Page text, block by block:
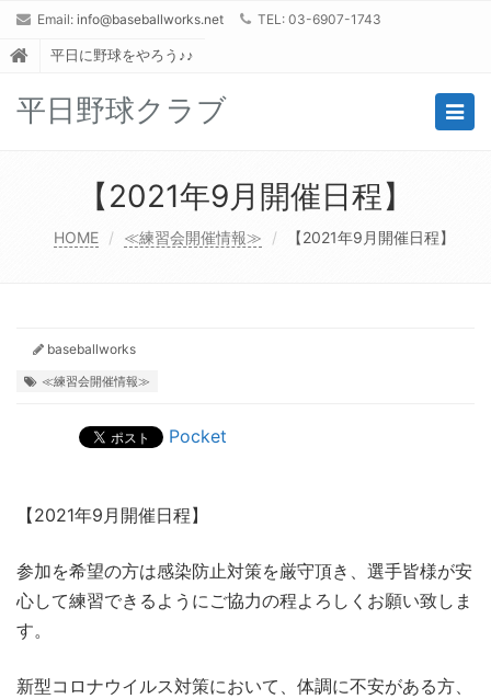
Email: info@baseballworks.net TEL: 03-6907-1743
平日に野球をやろう♪♪
平日野球クラブ
【2021年9月開催日程】
HOME ≪練習会開催情報≫ 【2021年9月開催日程】
baseballworks
≪練習会開催情報≫
Pocket
【2021年9月開催日程】
参加を希望の方は感染防止対策を厳守頂き、選手皆様が安
心して練習できるようにご協力の程よろしくお願い致しま
す。
新型コロナウイルス対策において、体調に不安がある方、